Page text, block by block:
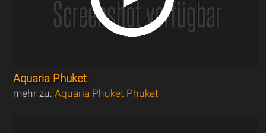
Aquaria Phuket
mehr zu:Aquaria Phuket Phuket